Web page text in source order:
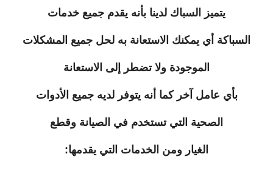
يتميز السباك لدينا بأنه يقدم جميع خدمات
السباكة أي يمكنك الاستعانة به لحل جميع المشكلات
الموجودة ولا تضطر إلى الاستعانة
بأي عامل آخر كما أنه يتوفر لديه جميع الأدوات
الصحية التي تستخدم في الصيانة وقطع
الغيار ومن الخدمات التي يقدمها: